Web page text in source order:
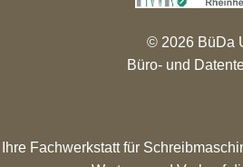
© 2026 BüDa
Büro- und
Ihre Fachwerkstatt für